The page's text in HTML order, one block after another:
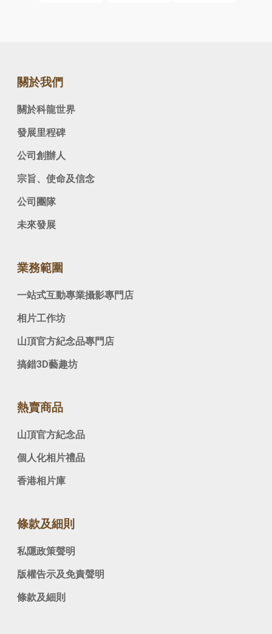
關於我們
關於科龍世界
發展里程碑
公司創辦人
宗旨、使命及信念
公司團隊
未來發展
業務範圍
一站式互動專業攝影專門店
相片工作坊
山頂官方紀念品專門店
搞錯3D藝趣坊
熱賣商品
山頂官方紀念品
個人化相片禮品
香港相片庫
條款及細則
私隱政策聲明
版權告示及免責聲明
條款及細則